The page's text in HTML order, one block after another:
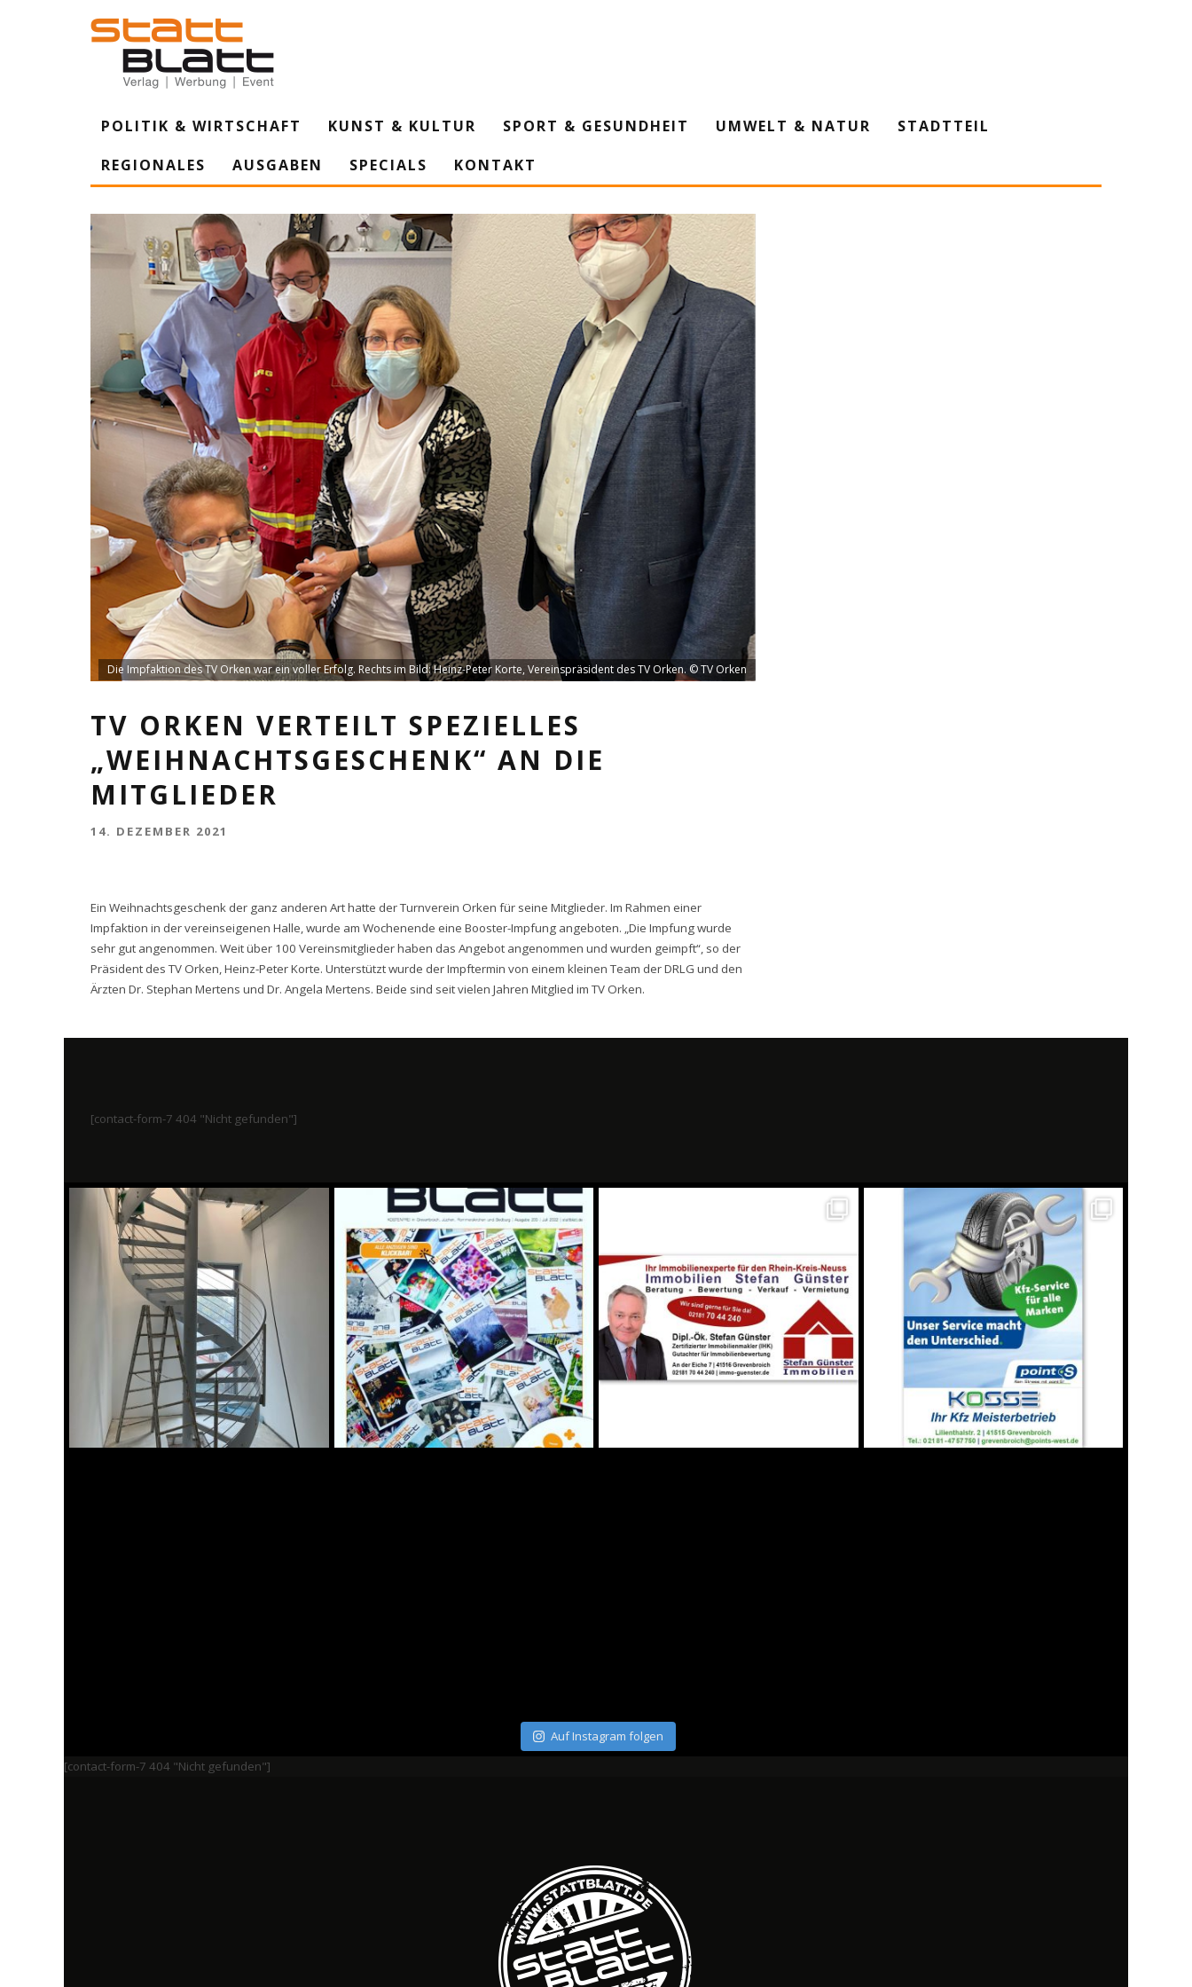
POLITIK & WIRTSCHAFT KUNST & KULTUR SPORT & GESUNDHEIT UMWELT & NATUR
STADTTEIL
REGIONALES
AUSGABEN SPECIALS KONTAKT
Die Impfaktion des TV Orken war ein voller Erfolg. Rechts im Bild: Heinz-Peter Korte, Vereinspräsident des TV Orken. © TV Orken
TV ORKEN VERTEILT SPEZIELLES
„WEIHNACHTSGESCHENK“ AN DIE
MITGLIEDER
14. DEZEMBER 2021
Ein Weihnachtsgeschenk der ganz anderen Art hatte der Turnverein Orken für seine Mitglieder. Im Rahmen einer
Impfaktion in der vereinseigenen Halle, wurde am Wochenende eine Booster-Impfung angeboten. „Die Impfung wurde
sehr gut angenommen. Weit über 100 Vereinsmitglieder haben das Angebot angenommen und wurden geimpft“, so der
Präsident des TV Orken, Heinz-Peter Korte. Unterstützt wurde der Impftermin von einem kleinen Team der DRLG und den
Ärzten Dr. Stephan Mertens und Dr. Angela Mertens. Beide sind seit vielen Jahren Mitglied im TV Orken.
[contact-form-7 404 "Nicht gefunden"]
Auf Instagram folgen
[contact-form-7 404 "Nicht gefunden"]